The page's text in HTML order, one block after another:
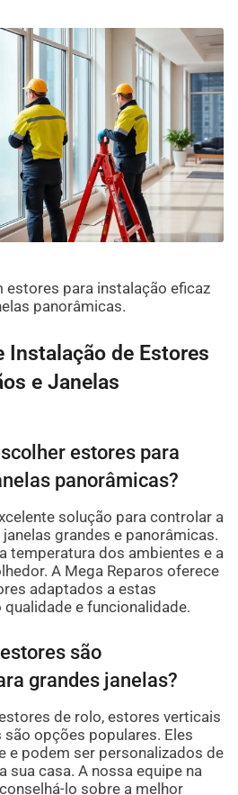
estores para instalação eficaz
panorâmicas.
Instalação de Estores
e Janelas
estores para
panorâmicas?
solução para controlar a
grandes e panorâmicas.
temperatura dos ambientes e a
A Mega Reparos oferece
adaptados a estas
e funcionalidade.
são
grandes janelas?
de rolo, estores verticais
opções populares. Eles
e podem ser personalizados de
sua casa. A nossa equipe na
lo sobre a melhor